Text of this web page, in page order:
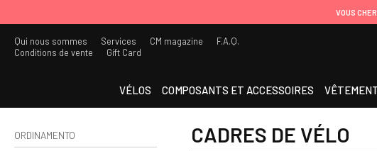
VOUS
Qui nous sommes Services CM magazine
F.A.Q.
Conditions de vente
Gift Card
VÉLOS COMPOSANTS ET ACCESSOIRES
ORDINAMENTO CADRES DE VÉLO